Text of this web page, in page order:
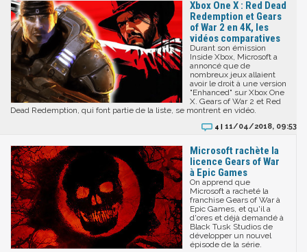
Xbox One X : Red Dead
Redemption et Gears
of War 2 en 4K, les
vidéos comparatives
Durant son émission
Inside Xbox, Microsoft a
annoncé que de
nombreux jeux allaient
avoir le droit à une version
"Enhanced" sur Xbox One
X. Gears of War 2 et Red
Dead Redemption, qui font partie de la liste, se montrent en vidéo.
4 | 11/04/2018, 09:53
Microsoft rachète la
licence Gears of War
à Epic Games
On apprend que
Microsoft a racheté la
franchise Gears of War à
Epic Games, et qu'il a
d'ores et déjà demandé à
Black Tusk Studios de
développer un nouvel
épisode de la série.